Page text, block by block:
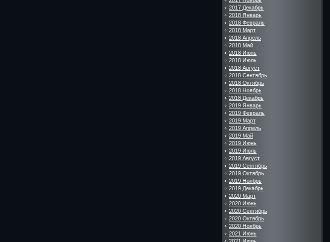
2017 Декабрь
2018 Январь
2018 Февраль
2018 Март
2018 Апрель
2018 Май
2018 Июнь
2018 Июль
2018 Август
2018 Сентябрь
2018 Октябрь
2018 Ноябрь
2018 Декабрь
2019 Январь
2019 Февраль
2019 Март
2019 Апрель
2019 Май
2019 Июнь
2019 Июль
2019 Август
2019 Сентябрь
2019 Октябрь
2019 Ноябрь
2019 Декабрь
2020 Март
2020 Июнь
2020 Сентябрь
2020 Октябрь
2020 Ноябрь
2021 Июнь